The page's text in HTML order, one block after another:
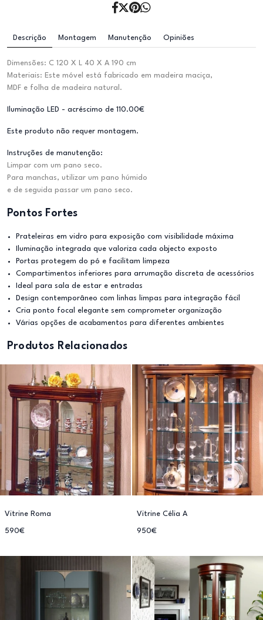
Descrição Montagem Manutenção Opiniões
Dimensões: C 120 X L 40 X A 190 cm
Materiais: Este móvel está fabricado em madeira maciça,
MDF e folha de madeira natural.
Iluminação LED - acréscimo de 110.00€
Este produto não requer montagem.
Instruções de manutenção:
Limpar com um pano seco.
Para manchas, utilizar um pano húmido
e de seguida passar um pano seco.
Pontos Fortes
Prateleiras em vidro para exposição com visibilidade máxima
Iluminação integrada que valoriza cada objecto exposto
Portas protegem do pó e facilitam limpeza
Compartimentos inferiores para arrumação discreta de acessórios
Ideal para sala de estar e entradas
Design contemporâneo com linhas limpas para integração fácil
Cria ponto focal elegante sem comprometer organização
Várias opções de acabamentos para diferentes ambientes
Produtos Relacionados
Vitrine Roma
590€
Vitrine Célia A
950€